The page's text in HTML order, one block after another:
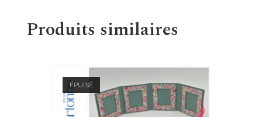
Produits similaires
ÉPUISÉ